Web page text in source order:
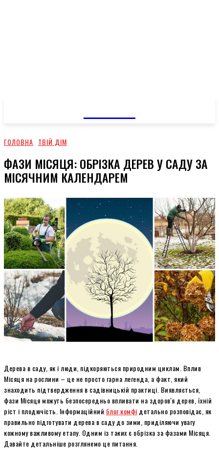
ГОЛОВНА ТВІЙ ДІМ
ФАЗИ МІСЯЦЯ: ОБРІЗКА ДЕРЕВ У САДУ ЗА
МІСЯЧНИМ КАЛЕНДАРЕМ
Дерева в саду, як і люди, підкоряються природним циклам. Вплив
Місяця на рослини – це не просто гарна легенда, а факт, який
знаходить підтвердження в садівницькій практиці. Виявляється,
фази Місяця можуть безпосередньо впливати на здоров'я дерев, їхній
ріст і плодючість. Інформаційний блог комфі детально розповідає, як
правильно підготувати дерева в саду до зими, приділяючи увагу
кожному важливому етапу. Одним із таких є обрізка за фазами Місяця.
Давайте детальніше розглянемо це питання.